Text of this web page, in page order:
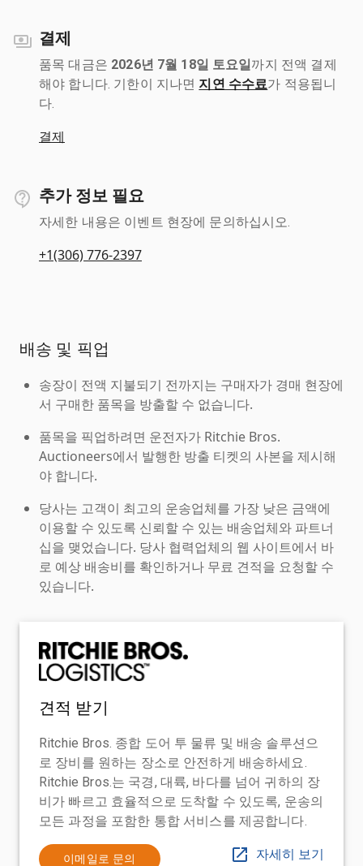
결제
품목 대금은 2026년 7월 18일 토요일까지 전액 결제
해야 합니다. 기한이 지나면 지연 수수료가 적용됩니
다.
결제
추가 정보 필요
자세한 내용은 이벤트 현장에 문의하십시오.
+1(306) 776-2397
배송 및 픽업
송장이 전액 지불되기 전까지는 구매자가 경매 현장에
서 구매한 품목을 방출할 수 없습니다.
품목을 픽업하려면 운전자가 Ritchie Bros.
Auctioneers에서 발행한 방출 티켓의 사본을 제시해
야 합니다.
당사는 고객이 최고의 운송업체를 가장 낮은 금액에
이용할 수 있도록 신뢰할 수 있는 배송업체와 파트너
십을 맺었습니다. 당사 협력업체의 웹 사이트에서 바
로 예상 배송비를 확인하거나 무료 견적을 요청할 수
있습니다.
견적 받기
Ritchie Bros. 종합 도어 투 물류 및 배송 솔루션으
로 장비를 원하는 장소로 안전하게 배송하세요.
Ritchie Bros.는 국경, 대륙, 바다를 넘어 귀하의 장
비가 빠르고 효율적으로 도착할 수 있도록, 운송의
모든 과정을 포함한 통합 서비스를 제공합니다.
이메일로 문의 자세히 보기